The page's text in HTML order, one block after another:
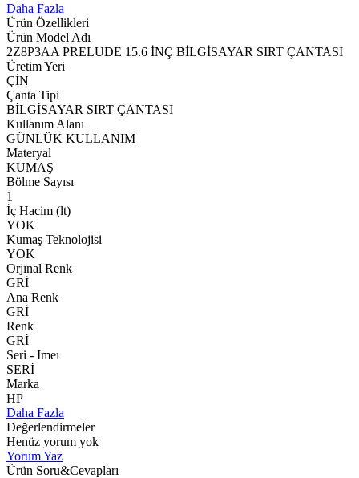
Daha Fazla
Ürün Özellikleri
Ürün Model Adı
2Z8P3AA PRELUDE 15.6 İNÇ BİLGİSAYAR SIRT ÇANTASI
Üretim Yeri
ÇİN
Çanta Tipi
BİLGİSAYAR SIRT ÇANTASI
Kullanım Alanı
GÜNLÜK KULLANIM
Materyal
KUMAŞ
Bölme Sayısı
1
İç Hacim (lt)
YOK
Kumaş Teknolojisi
YOK
Orjınal Renk
GRİ
Ana Renk
GRİ
Renk
GRİ
Seri - Imeı
SERİ
Marka
HP
Daha Fazla
Değerlendirmeler
Henüz yorum yok
Yorum Yaz
Ürün Soru&Cevapları